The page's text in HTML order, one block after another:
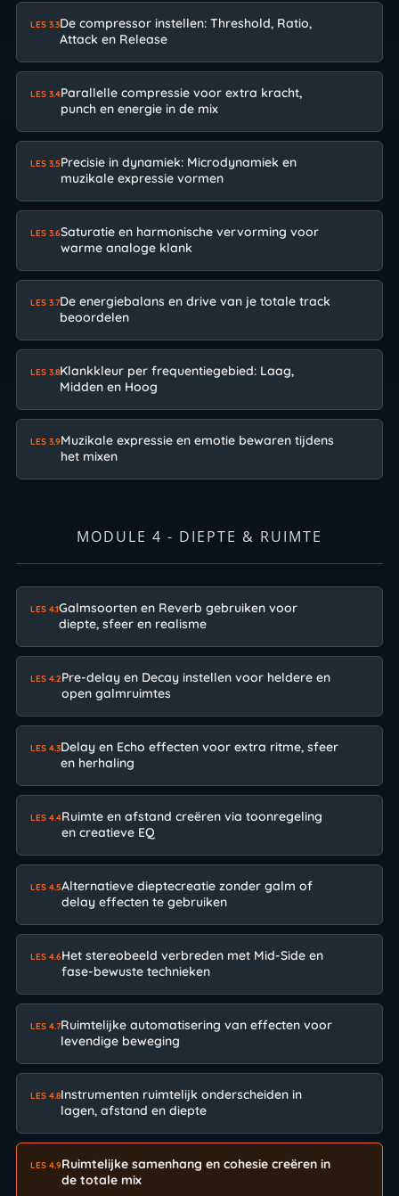
LES 3.3De compressor instellen: Threshold, Ratio,
Attack en Release
LES 3.4Parallelle compressie voor extra kracht,
punch en energie in de mix
LES 3.5Precisie in dynamiek: Microdynamiek en
muzikale expressie vormen
LES 3.6Saturatie en harmonische vervorming voor
warme analoge klank
LES 3.7De energiebalans en drive van je totale track
beoordelen
LES 3.8Klankkleur per frequentiegebied: Laag,
Midden en Hoog
LES 3.9Muzikale expressie en emotie bewaren tijdens
het mixen
MODULE 4 - DIEPTE & RUIMTE
LES 4.1Galmsoorten en Reverb gebruiken voor
diepte, sfeer en realisme
LES 4.2Pre-delay en Decay instellen voor heldere en
open galmruimtes
LES 4.3Delay en Echo effecten voor extra ritme, sfeer
en herhaling
LES 4.4Ruimte en afstand creëren via toonregeling
en creatieve EQ
LES 4.5Alternatieve dieptecreatie zonder galm of
delay effecten te gebruiken
LES 4.6Het stereobeeld verbreden met Mid-Side en
fase-bewuste technieken
LES 4.7Ruimtelijke automatisering van effecten voor
levendige beweging
LES 4.8Instrumenten ruimtelijk onderscheiden in
lagen, afstand en diepte
LES 4.9Ruimtelijke samenhang en cohesie creëren in
de totale mix